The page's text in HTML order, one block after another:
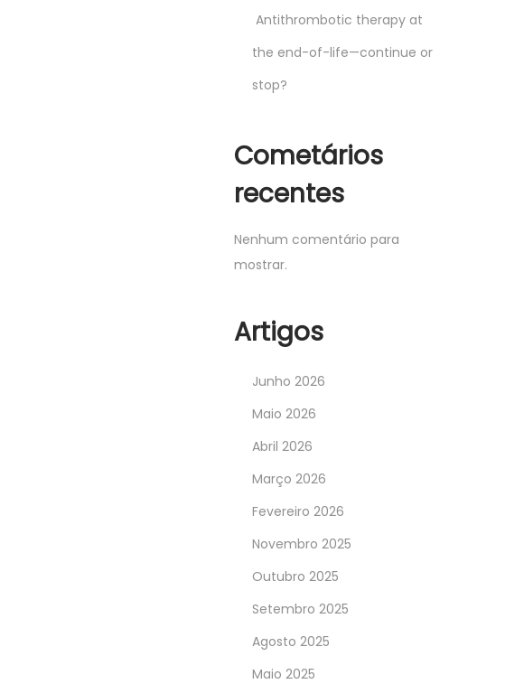
Antithrombotic therapy at
the end-of-life—continue or
stop?
Cometários
recentes
Nenhum comentário para
mostrar.
Artigos
Junho 2026
Maio 2026
Abril 2026
Março 2026
Fevereiro 2026
Novembro 2025
Outubro 2025
Setembro 2025
Agosto 2025
Maio 2025